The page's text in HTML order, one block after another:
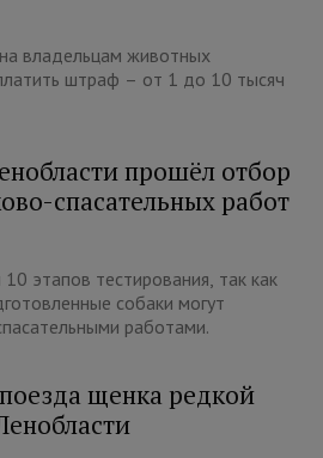
владельцам животных
штраф – от 1 до 10 тысяч
прошёл отбор
спасательных работ
этапов тестирования, так как
собаки могут
работами.
щенка редкой